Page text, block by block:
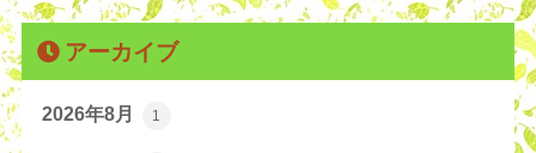
アーカイブ
2026年8月 1